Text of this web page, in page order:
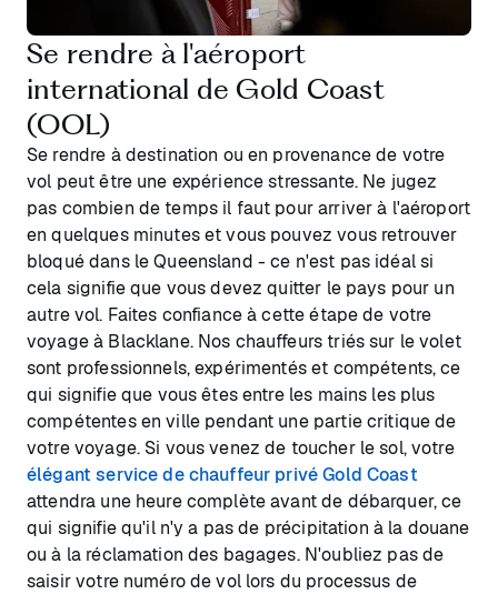
Se rendre à l'aéroport
international de Gold Coast
(OOL)
Se rendre à destination ou en provenance de votre
vol peut être une expérience stressante. Ne jugez
pas combien de temps il faut pour arriver à l'aéroport
en quelques minutes et vous pouvez vous retrouver
bloqué dans le Queensland - ce n'est pas idéal si
cela signifie que vous devez quitter le pays pour un
autre vol. Faites confiance à cette étape de votre
voyage à Blacklane. Nos chauffeurs triés sur le volet
sont professionnels, expérimentés et compétents, ce
qui signifie que vous êtes entre les mains les plus
compétentes en ville pendant une partie critique de
votre voyage. Si vous venez de toucher le sol, votre
élégant service de chauffeur privé Gold Coast
attendra une heure complète avant de débarquer, ce
qui signifie qu'il n'y a pas de précipitation à la douane
ou à la réclamation des bagages. N'oubliez pas de
saisir votre numéro de vol lors du processus de